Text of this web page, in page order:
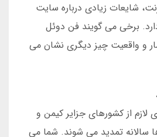
شایعات زیادی درباره سایت
برخی می گویند فن دوئل
و واقعیت چیز دیگری نشان می
از کشورهای جزایر کیمن و
سالانه تمدید می شوند. شما می